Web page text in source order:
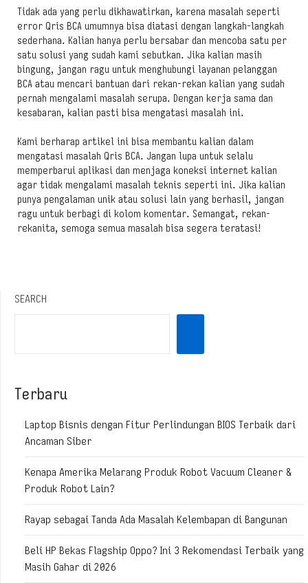
Tidak ada yang perlu dikhawatirkan, karena masalah seperti
error Qris BCA umumnya bisa diatasi dengan langkah-langkah
sederhana. Kalian hanya perlu bersabar dan mencoba satu per
satu solusi yang sudah kami sebutkan. Jika kalian masih
bingung, jangan ragu untuk menghubungi layanan pelanggan
BCA atau mencari bantuan dari rekan-rekan kalian yang sudah
pernah mengalami masalah serupa. Dengan kerja sama dan
kesabaran, kalian pasti bisa mengatasi masalah ini.
Kami berharap artikel ini bisa membantu kalian dalam
mengatasi masalah Qris BCA. Jangan lupa untuk selalu
memperbarui aplikasi dan menjaga koneksi internet kalian
agar tidak mengalami masalah teknis seperti ini. Jika kalian
punya pengalaman unik atau solusi lain yang berhasil, jangan
ragu untuk berbagi di kolom komentar. Semangat, rekan-
rekanita, semoga semua masalah bisa segera teratasi!
SEARCH
Terbaru
Laptop Bisnis dengan Fitur Perlindungan BIOS Terbaik dari
Ancaman Siber
Kenapa Amerika Melarang Produk Robot Vacuum Cleaner &
Produk Robot Lain?
Rayap sebagai Tanda Ada Masalah Kelembapan di Bangunan
Beli HP Bekas Flagship Oppo? Ini 3 Rekomendasi Terbaik yang
Masih Gahar di 2026